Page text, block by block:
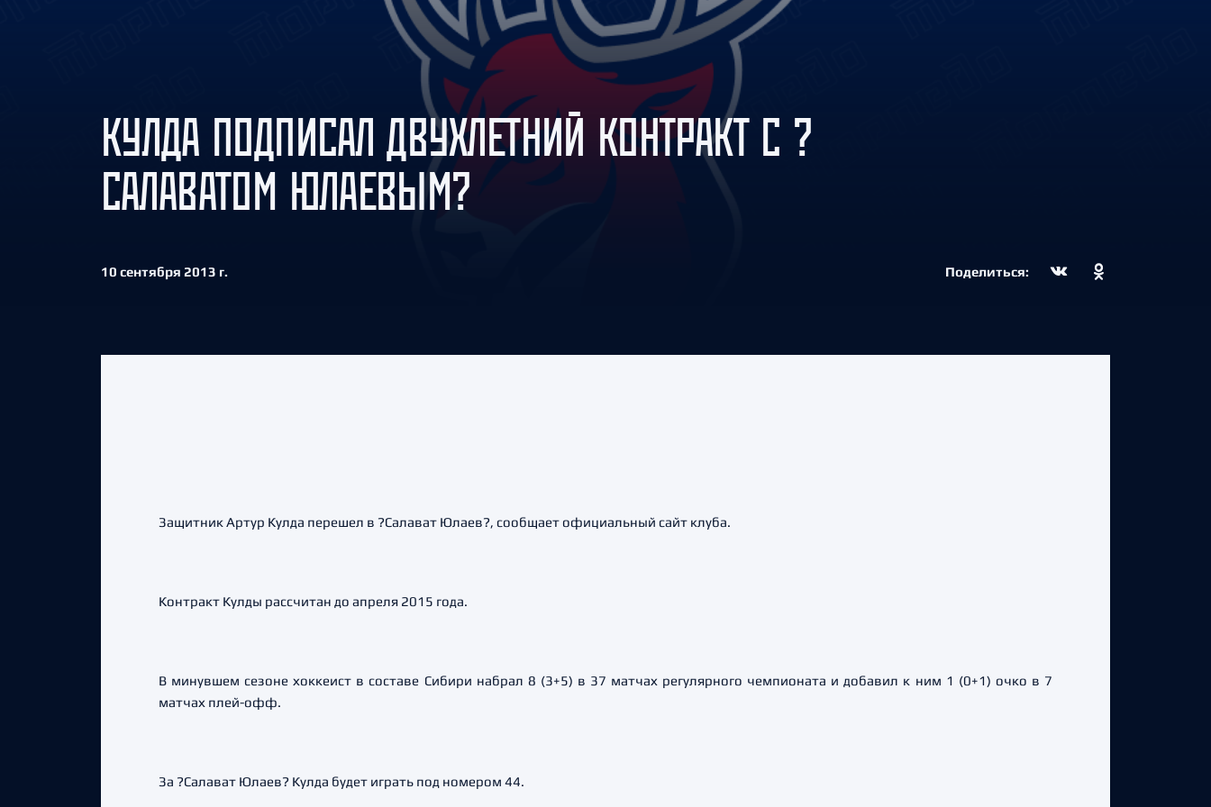
Амур
Барыс
Салават Юлаев
Сибирь
КУЛДА ПОДПИСАЛ ДВУХЛЕТНИЙ КОНТРАКТ С ?
САЛАВАТОМ ЮЛАЕВЫМ?
10 сентября 2013 г. Поделиться:
Защитник Артур Кулда перешел в ?Салават Юлаев?, сообщает официальный сайт клуба.
Контракт Кулды рассчитан до апреля 2015 года.
В минувшем сезоне хоккеист в составе Сибири набрал 8 (3+5) в 37 матчах регулярного чемпионата и добавил к ним 1 (0+1) очко в 7
матчах плей-офф.
За ?Салават Юлаев? Кулда будет играть под номером 44.